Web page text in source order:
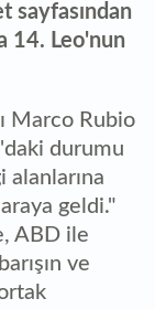
sayfasından
14. Leo'nun
Marco Rubio
durumu
alanlarına
geldi."
ABD ile
ve